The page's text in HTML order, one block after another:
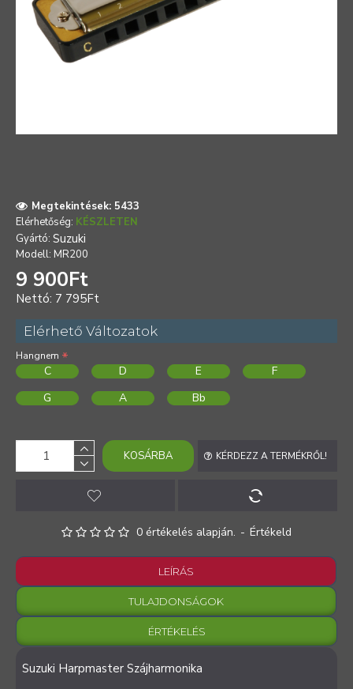
Elérhetőség: KÉSZLETEN
Gyártó: Suzuki
Modell: MR200
Megtekintések: 5433
0 értékelés alapján. - Értékeld
9 900Ft
Nettó: 7 795Ft
Elérhető Változatok
Hangnem
C D E
F
G
A Bb
KOSÁRBA KÉRDEZZ A TERMÉKRŐL!
LEÍRÁS
TULAJDONSÁGOK
ÉRTÉKELÉS
Suzuki Harpmaster Szájharmonika